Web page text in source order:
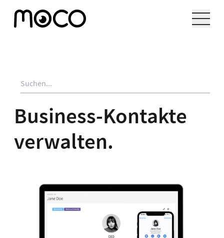
Business-Kontakte
verwalten.